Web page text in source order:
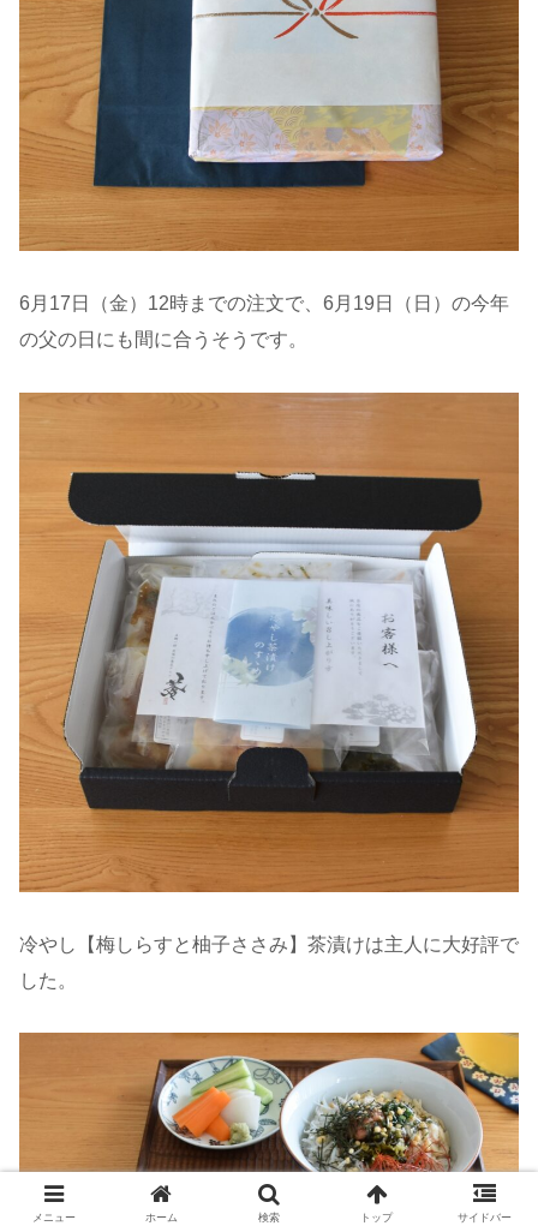
6月17日（金）12時までの注文で、6月19日（日）の今年
の父の日にも間に合うそうです。
冷やし【梅しらすと柚子ささみ】茶漬けは主人に大好評で
した。
メニュー ホーム 検索 トップ サイドバー